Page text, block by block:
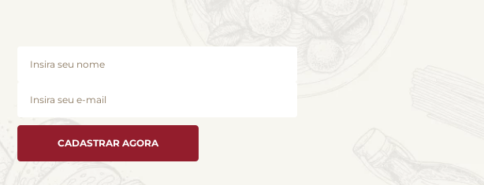
CADASTRAR AGORA